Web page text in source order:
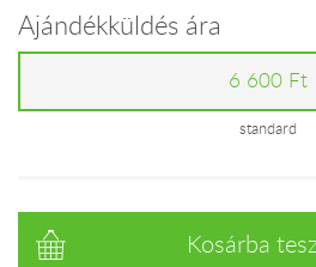
Ajándékküldés ára
6 600 Ft
standard
Kosárba